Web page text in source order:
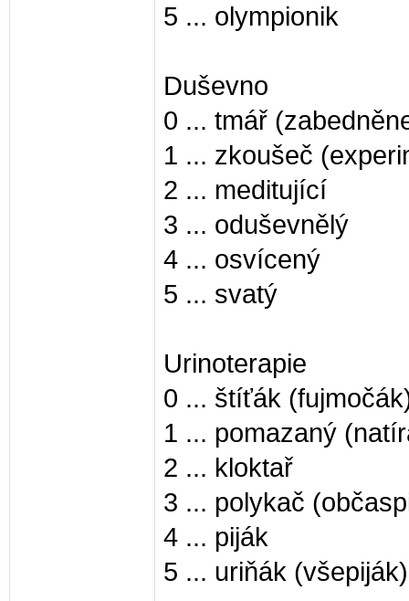
5 ... olympionik
Duševno
0 ... tmář
1 ... zkoušeč
2 ... meditující
3 ... oduševnělý
4 ... osvícený
5 ... svatý
Urinoterapie
0 ... štíťák
1 ... pomazaný
2 ... kloktař
3 ... polykač
4 ... piják
5 ... uriňák (všepiják)